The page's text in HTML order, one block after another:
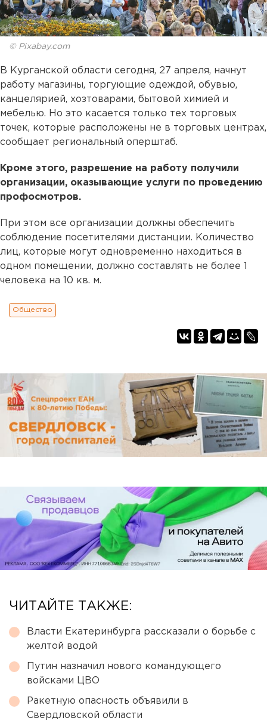
© Pixabay.com
В Курганской области сегодня, 27 апреля, начнут
работу магазины, торгующие одеждой, обувью,
канцелярией, хозтоварами, бытовой химией и
мебелью. Но это касается только тех торговых
точек, которые расположены не в торговых центрах,
сообщает региональный оперштаб.
Кроме этого, разрешение на работу получили
организации, оказывающие услуги по проведению
профосмотров.
При этом все организации должны обеспечить
соблюдение посетителями дистанции. Количество
лиц, которые могут одновременно находиться в
одном помещении, должно составлять не более 1
человека на 10 кв. м.
Общество
ЧИТАЙТЕ ТАКЖЕ:
Власти Екатеринбурга рассказали о борьбе с
желтой водой
Путин назначил нового командующего
войсками ЦВО
Ракетную опасность объявили в
Свердловской области